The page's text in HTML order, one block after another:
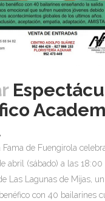
Fama de Fuengirola
abril (sábado) a las 18:00
Las Lagunas de Mijas, un
con 40 bailarines